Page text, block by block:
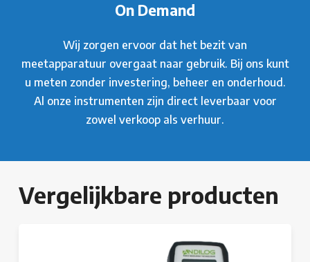
On Demand
Wij zorgen ervoor dat het bezit van
meetapparatuur overgaat naar gebruik. Bij ons kunt
u meten zonder investering, beheer en onderhoud.
Al onze instrumenten zijn direct leverbaar voor
zowel verkoop als verhuur.
Vergelijkbare producten